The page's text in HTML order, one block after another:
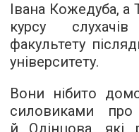
Івана Кожедуба,
курсу
факультету
університету.
Вони нібито
силовиками
й Одінцова,